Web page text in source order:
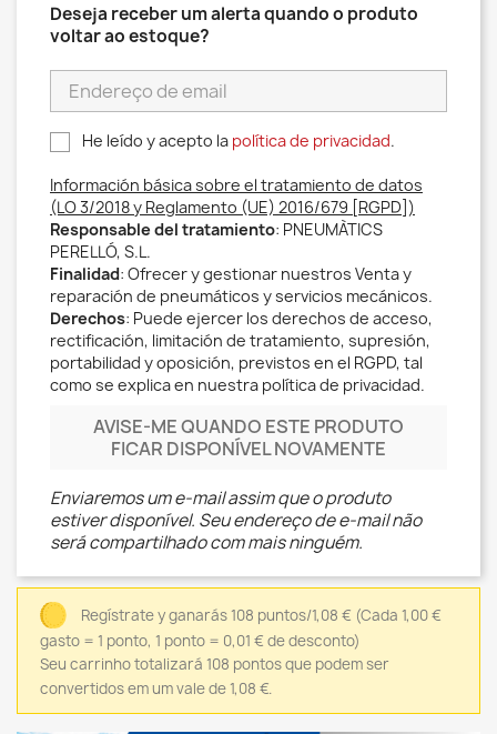
Deseja receber um alerta quando o produto
voltar ao estoque?
He leído y acepto la política de privacidad.
Información básica sobre el tratamiento de datos
(LO 3/2018 y Reglamento (UE) 2016/679 [RGPD])
Responsable del tratamiento: PNEUMÀTICS
PERELLÓ, S.L.
Finalidad: Ofrecer y gestionar nuestros Venta y
reparación de pneumáticos y servicios mecánicos.
Derechos: Puede ejercer los derechos de acceso,
rectificación, limitación de tratamiento, supresión,
portabilidad y oposición, previstos en el RGPD, tal
como se explica en nuestra política de privacidad.
AVISE-ME QUANDO ESTE PRODUTO
FICAR DISPONÍVEL NOVAMENTE
Enviaremos um e-mail assim que o produto
estiver disponível. Seu endereço de e-mail não
será compartilhado com mais ninguém.
Regístrate y ganarás 108 puntos/1,08 € (Cada 1,00 €
gasto = 1 ponto, 1 ponto = 0,01 € de desconto)
Seu carrinho totalizará 108 pontos que podem ser
convertidos em um vale de 1,08 €.